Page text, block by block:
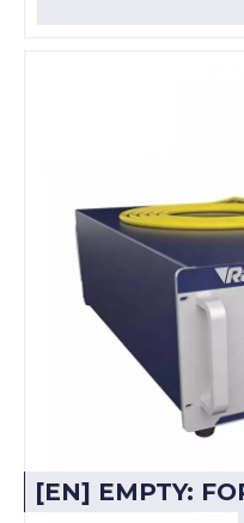
[EN] EMPTY: